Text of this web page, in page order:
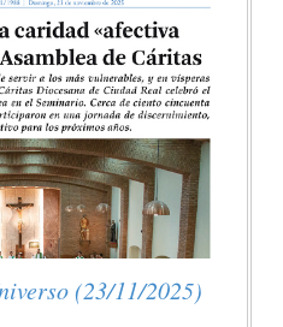
(23/11/2025)